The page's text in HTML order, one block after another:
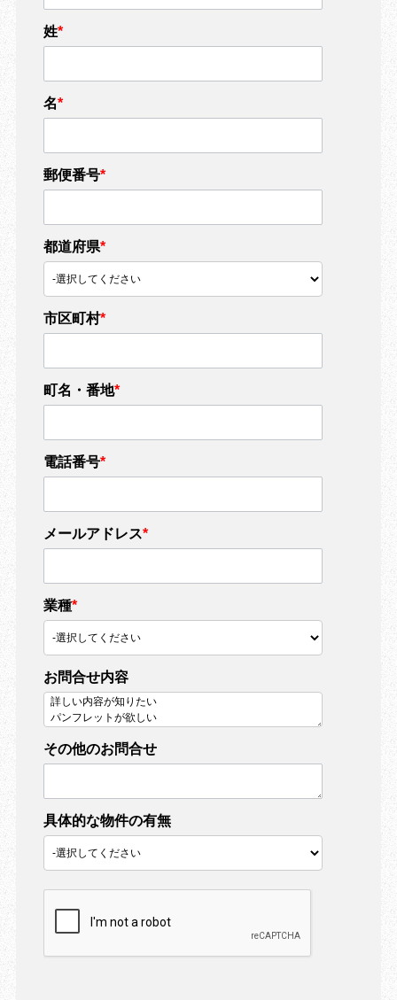
姓*
名*
郵便番号*
都道府県*
市区町村*
町名・番地*
電話番号*
メールアドレス*
業種*
お問合せ内容
その他のお問合せ
具体的な物件の有無